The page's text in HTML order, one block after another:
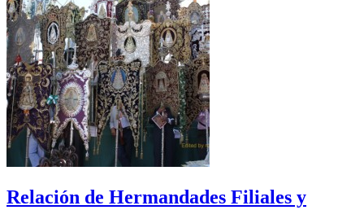
Relación de Hermandades Filiales y